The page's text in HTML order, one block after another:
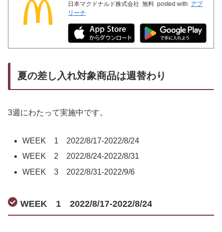
日本マクドナルド株式会社 無料 posted with アプ
リーチ
夏の差し入れ対象商品は週替わり
3週にわたって実施中です。
WEEK 1 2022/8/17-2022/8/24
WEEK 2 2022/8/24-2022/8/31
WEEK 3 2022/8/31-2022/9/6
WEEK 1 2022/8/17-2022/8/24